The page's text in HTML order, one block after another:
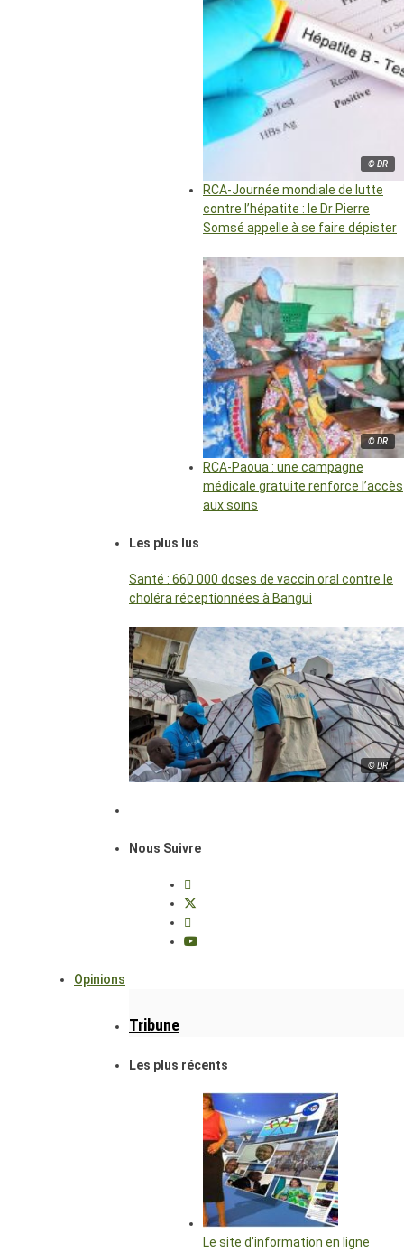
© DR
RCA-Journée mondiale de lutte
contre l’hépatite : le Dr Pierre
Somsé appelle à se faire dépister
© DR
RCA-Paoua : une campagne
médicale gratuite renforce l’accès
aux soins
Les plus lus
Santé : 660 000 doses de vaccin oral contre le
choléra réceptionnées à Bangui
© DR
Nous Suivre
Opinions
Tribune
Les plus récents
Le site d’information en ligne